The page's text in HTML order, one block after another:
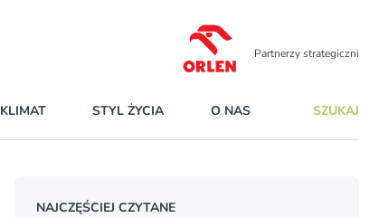
Partnerzy strategiczni
KLIMAT STYL ŻYCIA O NAS SZUKAJ
NAJCZĘŚCIEJ CZYTANE